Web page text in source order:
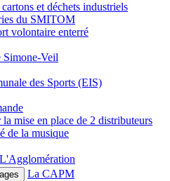
et déchets industriels
du SMITOM
volontaire enterré
Simone-Veil
des Sports (EIS)
mise en place de 2 distributeurs
de la musique
L'Agglomération
La CAPM